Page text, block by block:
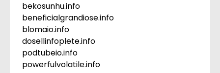
bekosunhu.info
beneficialgrandiose.info
blomaio.info
dosellinfoplete.info
podtubeio.info
powerfulvolatile.info